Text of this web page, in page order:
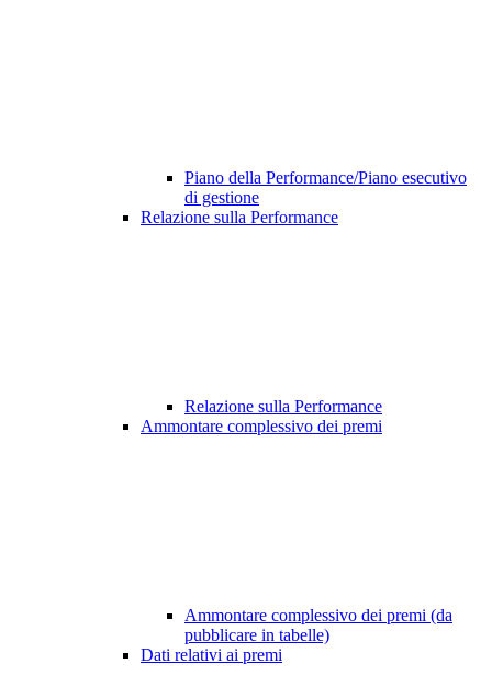
Piano della Performance/Piano esecutivo
di gestione
Relazione sulla Performance
Relazione sulla Performance
Ammontare complessivo dei premi
Ammontare complessivo dei premi (da
pubblicare in tabelle)
Dati relativi ai premi